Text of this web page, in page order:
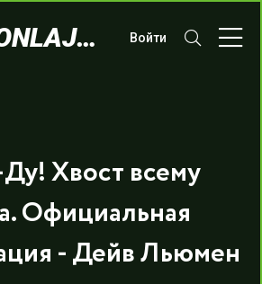
KNIGI-ONLAJN.COM Войти
Хвост всему
Официальная
- Дейв Льюмен